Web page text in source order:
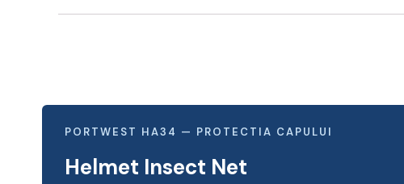
PORTWEST HA34 — PROTECTIA CAPULUI
Helmet Insect Net